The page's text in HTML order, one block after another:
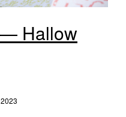
Hallow